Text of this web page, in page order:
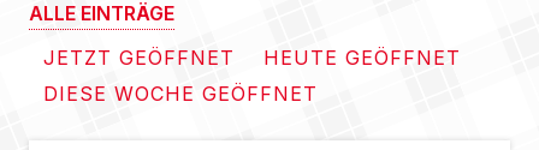
ALLE EINTRÄGE
JETZT GEÖFFNET
HEUTE GEÖFFNET
DIESE WOCHE GEÖFFNET